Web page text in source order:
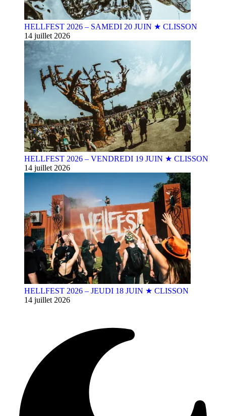
HELLFEST 2026 – SAMEDI 20 JUIN ★ CLISSON
14 juillet 2026
HELLFEST 2026 – VENDREDI 19 JUIN ★ CLISSON
14 juillet 2026
HELLFEST 2026 – JEUDI 18 JUIN ★ CLISSON
14 juillet 2026